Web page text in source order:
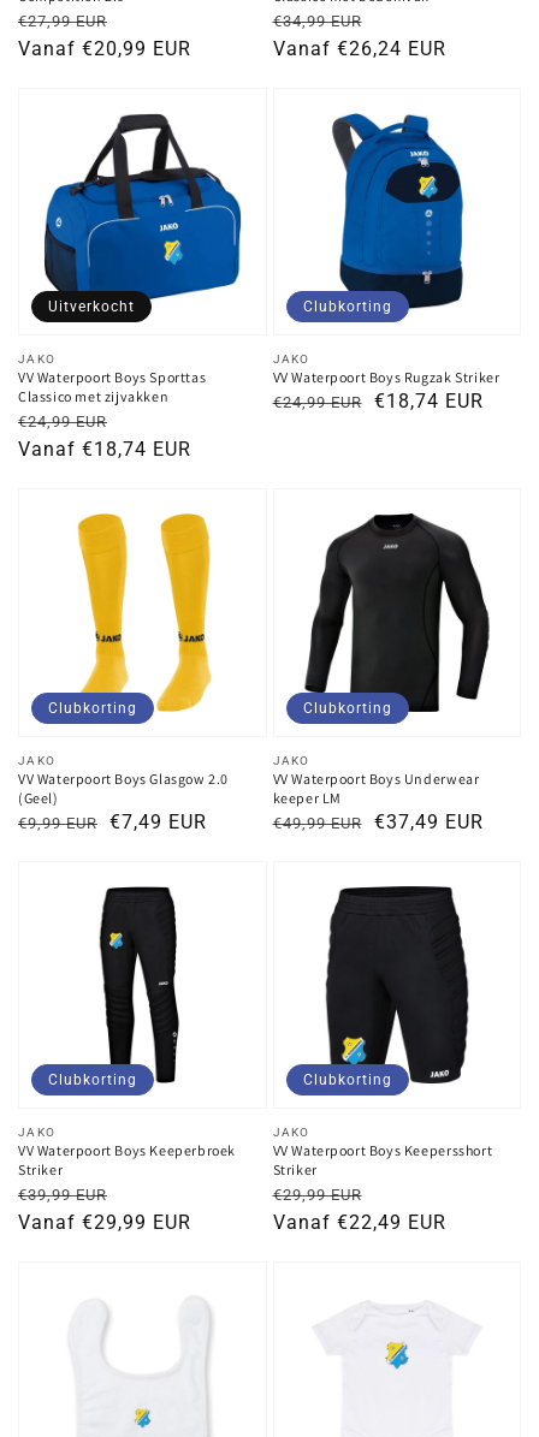
Normale
prijs
€27,99 EUR
Kortingsprijs
Vanaf €20,99 EUR
Normale
prijs
€34,99 EUR
Kortingsprijs
Vanaf €26,24 EUR
Verkoper:
JAKO
VV Waterpoort Boys Sporttas
Classico met zijvakken
Normale
prijs
€24,99 EUR
Kortingsprijs
Vanaf €18,74 EUR
Uitverkocht
Verkoper:
JAKO
VV Waterpoort Boys Rugzak Striker
Normale
€24,99 EUR
Kortingsprijs€18,74 EUR
Clubkorting
Verkoper:
JAKO
VV Waterpoort Boys Glasgow 2.0
(Geel)
Normale
€9,99 EUR
Kortingsprijs€7,49 EUR
Clubkorting
Verkoper:
JAKO
VV Waterpoort Boys Underwear
keeper LM
Normale
€49,99 EUR
Kortingsprijs€37,49 EUR
Clubkorting
Verkoper:
JAKO
VV Waterpoort Boys Keeperbroek
Striker
Normale
prijs
€39,99 EUR
Kortingsprijs
Vanaf €29,99 EUR
Clubkorting
Verkoper:
JAKO
VV Waterpoort Boys Keepersshort
Striker
Normale
prijs
€29,99 EUR
Kortingsprijs
Vanaf €22,49 EUR
Clubkorting